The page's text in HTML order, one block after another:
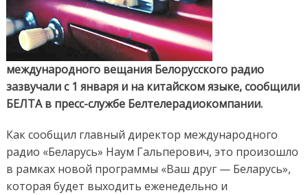
международного вещания Белорусского радио
зазвучали с 1 января и на китайском языке, сообщили
БЕЛТА в пресс-службе Белтелерадиокомпании.
Как сообщил главный директор международного
радио «Беларусь» Наум Гальперович, это произошло
в рамках новой программы «Ваш друг — Беларусь»,
которая будет выходить еженедельно и